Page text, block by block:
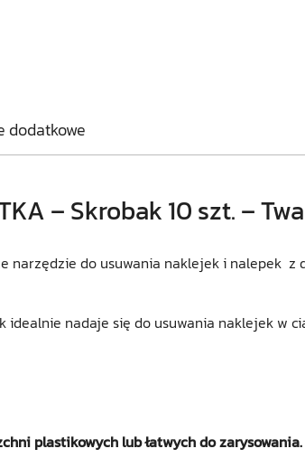
dodatkowe
– Skrobak 10 szt. –
narzędzie do usuwania naklejek i nalepek z
nadaje się do usuwania naklejek w
plastikowych lub łatwych do zarysowania.